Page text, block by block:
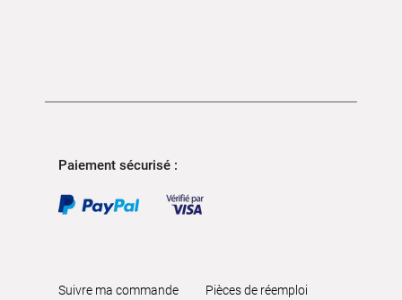
Paiement sécurisé :
Suivre ma commande
Pièces de réemploi